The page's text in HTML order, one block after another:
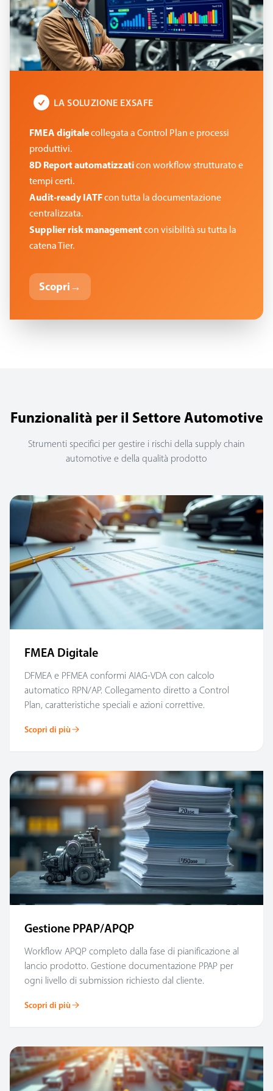
LA SOLUZIONE EXSAFE
FMEA digitalecollegata a Control Plan e processi
produttivi.
8D Report automatizzaticon workflow strutturato e
tempi certi.
Audit-ready IATFcon tutta la documentazione
centralizzata.
Supplier risk managementcon visibilità su tutta la
catena Tier.
Scopri→
Funzionalità per il Settore Automotive
Strumenti specifici per gestire i rischi della supply chain
automotive e della qualità prodotto
FMEA Digitale
DFMEA e PFMEA conformi AIAG-VDA con calcolo
automatico RPN/AP. Collegamento diretto a Control
Plan, caratteristiche speciali e azioni correttive.
Scopri di più
Gestione PPAP/APQP
Workflow APQP completo dalla fase di pianificazione al
lancio prodotto. Gestione documentazione PPAP per
ogni livello di submission richiesto dal cliente.
Scopri di più